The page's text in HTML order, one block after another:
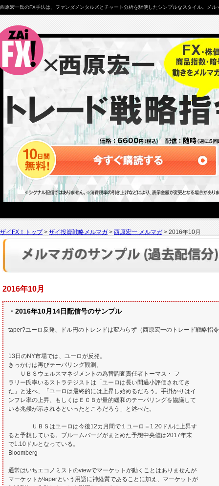
西原宏一氏のFX手法は、ファンダメンタルズとチャート分析を駆使したシンプルなスタイル。メ
ザイFX！トップ> ザイ投資戦略メルマガ > 西原宏一 メルマガ > 2016年10月
2016年10月
・2016年10月14日配信号のサンプル
taper?ユーロ反発、ドル円のトレンドは変わらず（西原宏一のトレード戦略指
13日のNY市場では、ユーロが反発。
きっかけは再びテーパリング観測。
ＵＢＳウェルスマネジメントの為替調査責任者トーマス・ フ
ラリー氏率いるストラテジストは「ユーロは長い間過小評価されてき
た」と述べ、「ユーロは最終的には上昇し始めるだろう。手掛かりはイ
ンフレ率の上昇、もしくはＥＣＢが量的緩和のテーパリングを協議して
いる兆候が示されるといったところだろう」と述べた。
ＵＢＳはユーロは今後12カ月間で１ユーロ＝1.20ドルに上昇す
ると予想している。ブルームバーグがまとめた予想中央値は2017年末
で1.10ドルとなっている。
Bloomberg
通常はいちエコノミストのviewでマーケットが動くことはありませんが
マーケットがtaperという用語に神経質であることに加え、マーケットが